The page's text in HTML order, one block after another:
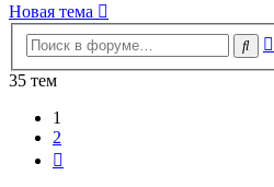
Новая тема
35 тем
1
2